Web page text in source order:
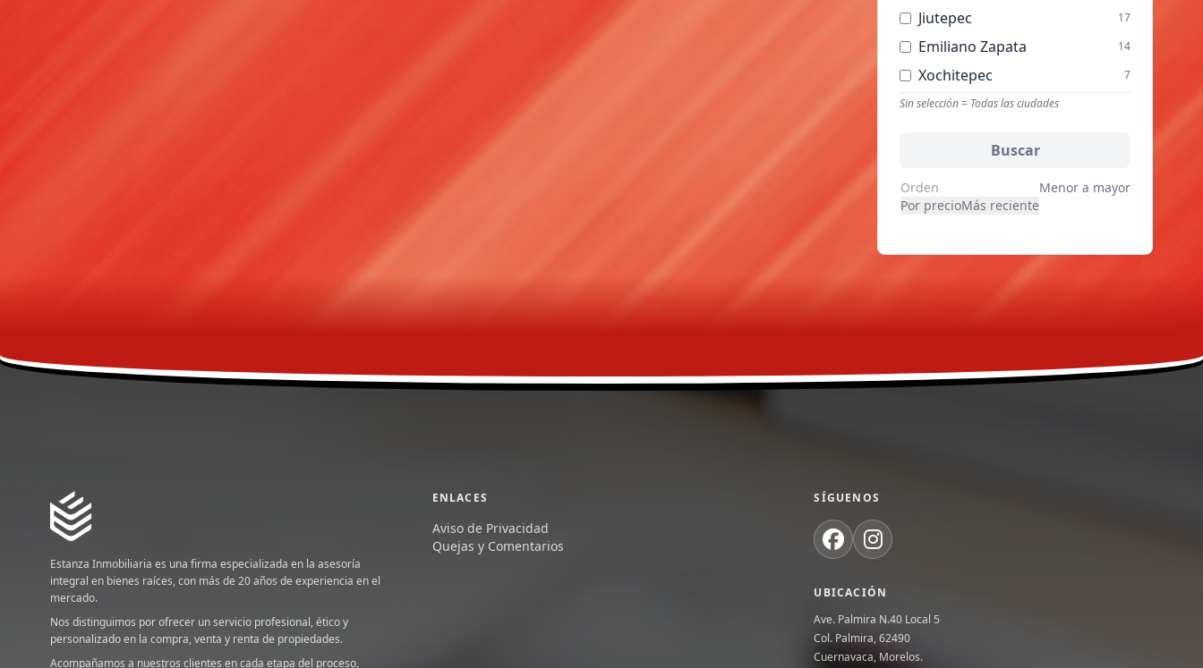
Oficinas 1
Quintas 1
Ranchos 1
Jiutepec 17
Emiliano Zapata 14
Xochitepec 7
Tequesquitengo
Miacatlan 1
Tlaltizapan
Sin selección = Todas las ciudades
Buscar
Orden
Por precioMás reciente
Menor a mayor
Estanza Inmobiliaria es una firma especializada en la asesoría
integral en bienes raíces, con más de 20 años de experiencia en el
mercado.
Nos distinguimos por ofrecer un servicio profesional, ético y
personalizado en la compra, venta y renta de propiedades.
Acompañamos a nuestros clientes en cada etapa del proceso,
ENLACES
Aviso de Privacidad
Quejas y Comentarios
SÍGUENOS
UBICACIÓN
Ave. Palmira N.40 Local 5
Col. Palmira, 62490
Cuernavaca, Morelos.